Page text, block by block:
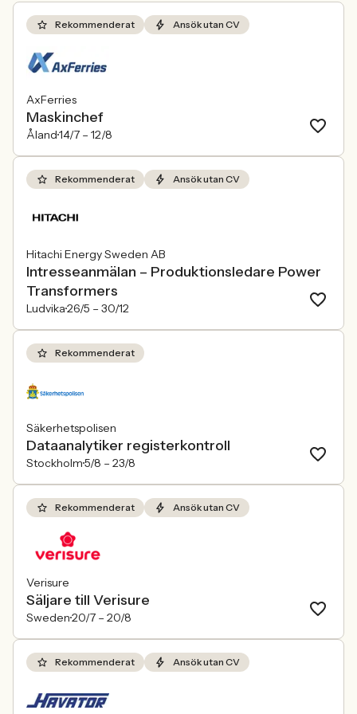
Rekommenderat Ansök utan CV
AxFerries
Maskinchef
Åland14/7 – 12/8
Rekommenderat Ansök utan CV
Hitachi Energy Sweden AB
Intresseanmälan – Produktionsledare Power
Transformers
Ludvika26/5 – 30/12
Rekommenderat
Säkerhetspolisen
Dataanalytiker registerkontroll
Stockholm5/8 – 23/8
Rekommenderat Ansök utan CV
Verisure
Säljare till Verisure
Sweden20/7 – 20/8
Rekommenderat Ansök utan CV